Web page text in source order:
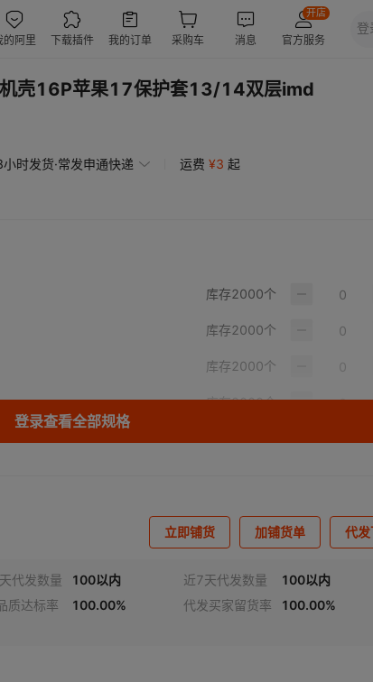
壳16P苹果17保护套13/14双层imd
时发货·常发申通快递 运费 ¥3 起
库存2000个
库存2000个
库存2000个
库存2000个
库存 2000个
库存2000个
登录查看全部规格
立即铺货 加铺货单 代
代发数量 100以内 近7天代发数量
100以内
质达标率 100.00% 代发买家留货率
100.00%